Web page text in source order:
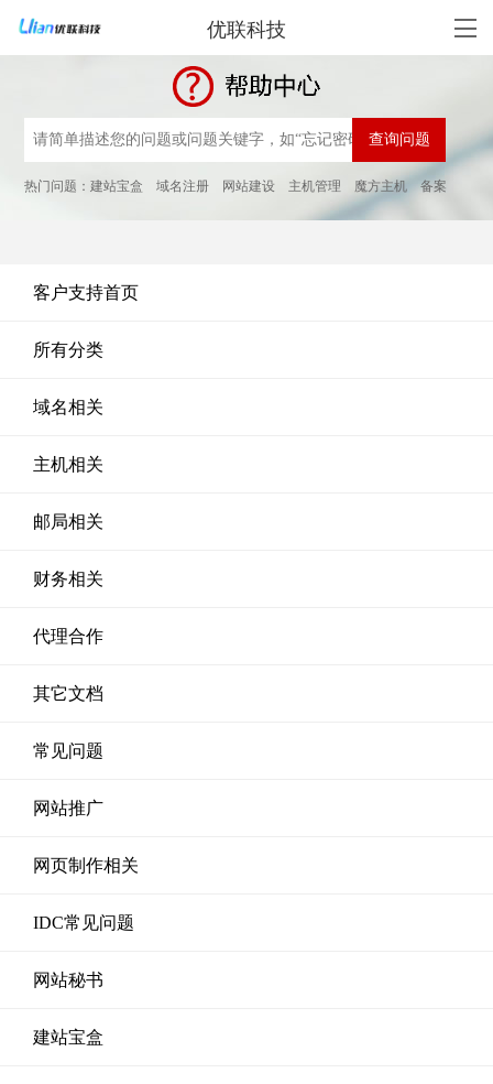
优联科技
热门问题：建站宝盒 域名注册 网站建设 主机管理 魔方主机 备案
客户支持首页
所有分类
域名相关
主机相关
邮局相关
财务相关
代理合作
其它文档
常见问题
网站推广
网页制作相关
IDC常见问题
网站秘书
建站宝盒